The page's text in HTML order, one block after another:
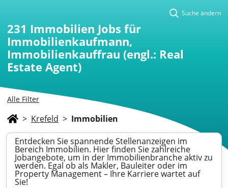
Alle Filter
Suche ändern
231 Immobilien Jobs für
Immobilienkaufmann,
Immobilienkauffrau (engl.: Real
Estate Agent)
> Krefeld > Immobilien
Entdecken Sie spannende Stellenanzeigen im
Bereich Immobilien. Hier finden Sie zahlreiche
Jobangebote, um in der Immobilienbranche aktiv zu
werden. Egal ob als Makler, Bauleiter oder im
Property Management – Ihre Karriere wartet auf
Sie!